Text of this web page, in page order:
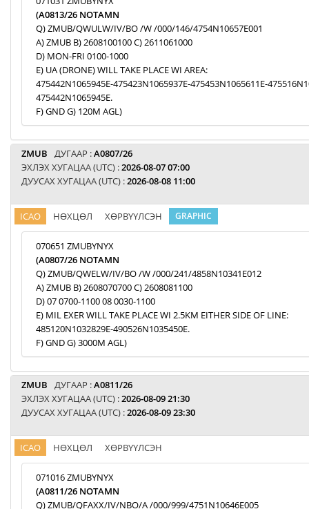
(A0813/26 NOTAMN
Q) ZMUB/QWULW/IV/BO /W /000/146/4754N10657E001
A) ZMUB B) 2608100100 C) 2611061000
D) MON-FRI 0100-1000
E) UA (DRONE) WILL TAKE PLACE WI AREA:
475442N1065945E-475423N1065937E-475453N1065611E-
475442N1065945E.
F) GND G) 120M AGL)
ZMUB ДУГААР :A0807/26
ЭХЛЭХ ХУГАЦАА (UTC) :2026-08-07 07:00
ДУУСАХ ХУГАЦАА (UTC) :2026-08-08 11:00
ICAO НӨХЦӨЛ ХӨРВҮҮЛСЭН GRAPHIC
070651 ZMUBYNYX
(A0807/26 NOTAMN
Q) ZMUB/QWELW/IV/BO /W /000/241/4858N10341E012
A) ZMUB B) 2608070700 C) 2608081100
D) 07 0700-1100 08 0030-1100
E) MIL EXER WILL TAKE PLACE WI 2.5KM EITHER SIDE OF LINE:
485120N1032829E-490526N1035450E.
F) GND G) 3000M AGL)
ZMUB ДУГААР :A0811/26
ЭХЛЭХ ХУГАЦАА (UTC) :2026-08-09 21:30
ДУУСАХ ХУГАЦАА (UTC) :2026-08-09 23:30
ICAO НӨХЦӨЛ ХӨРВҮҮЛСЭН
071016 ZMUBYNYX
(A0811/26 NOTAMN
Q) ZMUB/QFAXX/IV/NBO/A /000/999/4751N10646E005